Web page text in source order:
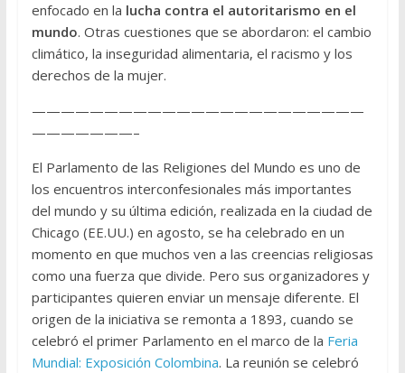
enfocado en la lucha contra el autoritarismo en el
mundo. Otras cuestiones que se abordaron: el cambio
climático, la inseguridad alimentaria, el racismo y los
derechos de la mujer.
———————————————————————
———————–
El Parlamento de las Religiones del Mundo es uno de
los encuentros interconfesionales más importantes
del mundo y su última edición, realizada en la ciudad de
Chicago (EE.UU.) en agosto, se ha celebrado en un
momento en que muchos ven a las creencias religiosas
como una fuerza que divide. Pero sus organizadores y
participantes quieren enviar un mensaje diferente. El
origen de la iniciativa se remonta a 1893, cuando se
celebró el primer Parlamento en el marco de la Feria
Mundial: Exposición Colombina. La reunión se celebró